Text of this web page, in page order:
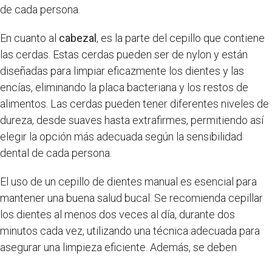
de cada persona.
En cuanto al cabezal, es la parte del cepillo que contiene
las cerdas. Estas cerdas pueden ser de nylon y están
diseñadas para limpiar eficazmente los dientes y las
encías, eliminando la placa bacteriana y los restos de
alimentos. Las cerdas pueden tener diferentes niveles de
dureza, desde suaves hasta extrafirmes, permitiendo así
elegir la opción más adecuada según la sensibilidad
dental de cada persona.
El uso de un cepillo de dientes manual es esencial para
mantener una buena salud bucal. Se recomienda cepillar
los dientes al menos dos veces al día, durante dos
minutos cada vez, utilizando una técnica adecuada para
asegurar una limpieza eficiente. Además, se deben